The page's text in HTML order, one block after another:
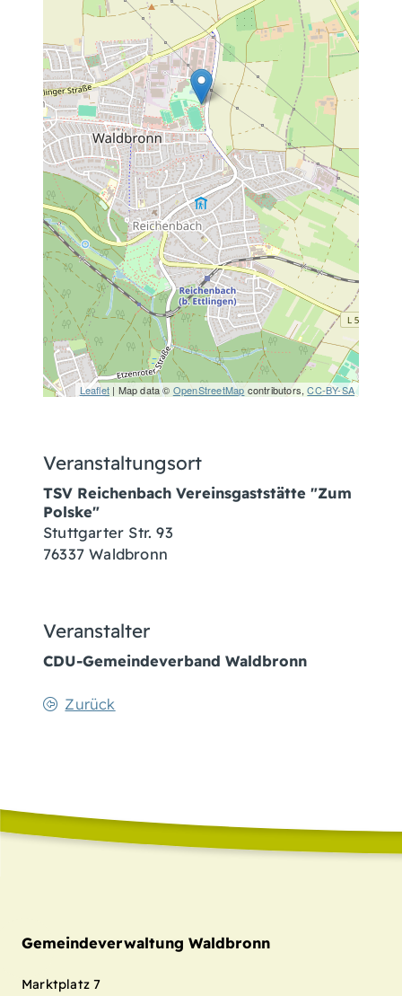
Leaflet| Map data © OpenStreetMap contributors,CC-BY-SA
Veranstaltungsort
TSV Reichenbach Vereinsgaststätte "Zum
Polske"
Stuttgarter Str. 93
76337 Waldbronn
Veranstalter
CDU-Gemeindeverband Waldbronn
Zurück
Gemeindeverwaltung Waldbronn
Marktplatz 7